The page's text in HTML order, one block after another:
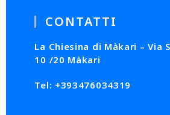
CONTATTI
La Chiesina di Màkari – Via
10 /20 Màkari
Tel: +393476034319